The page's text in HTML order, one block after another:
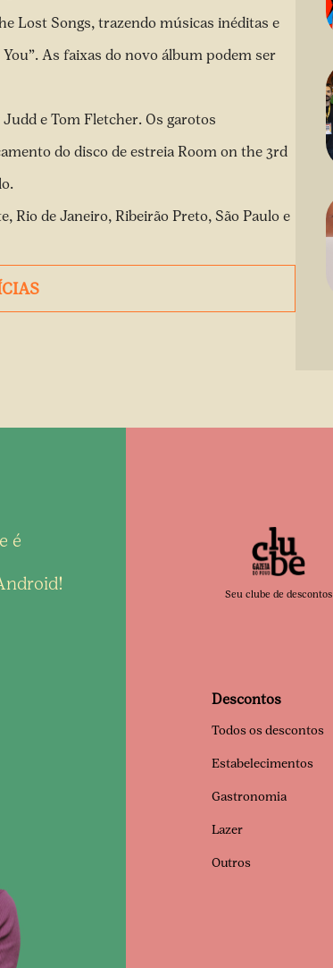
Lost Songs, trazendo músicas inéditas e
As faixas do novo álbum podem ser
e Tom Fletcher. Os garotos
do disco de estreia Room on the 3rd
Rio de Janeiro, Ribeirão Preto, São Paulo e
é
Seu clube de descontos
Descontos
Todos os descontos
Estabelecimentos
Gastronomia
Lazer
Outros